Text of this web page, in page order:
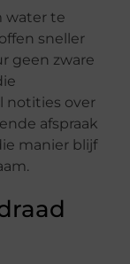
water te
sneller
geen zware
notities over
afspraak
manier blijf